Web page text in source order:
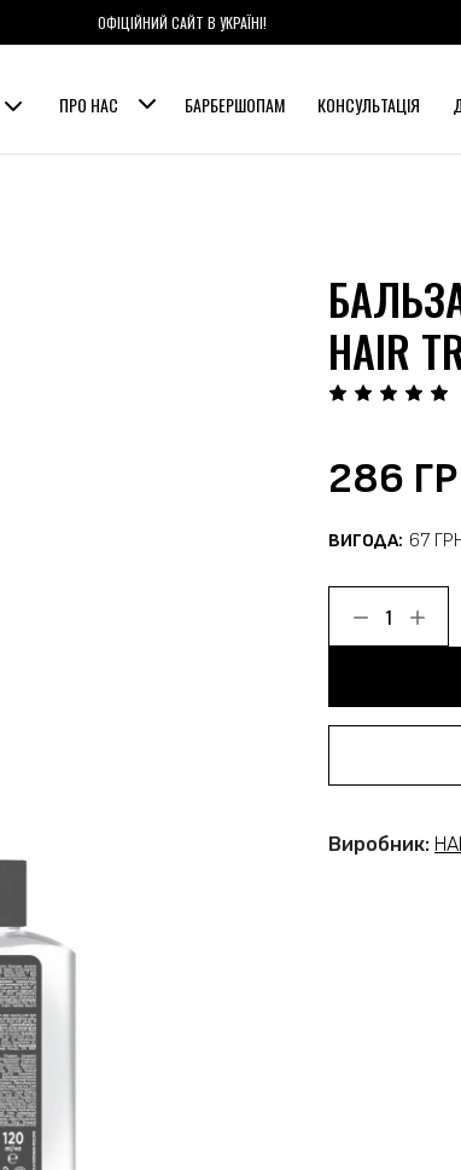
ОФІЦІЙНИЙ САЙТ В УКРАЇНІ!
ПРО НАС БАРБЕРШОПАМ КОНСУЛЬТАЦІЯ
HAIR
286
ВИГОДА: 67
Виробник: